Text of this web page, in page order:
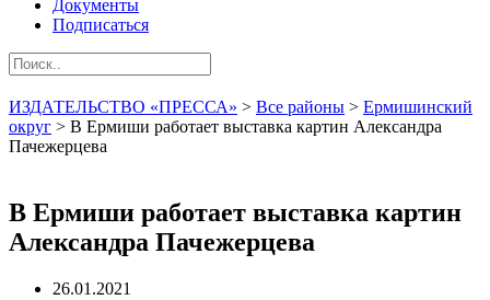
Документы
Подписаться
ИЗДАТЕЛЬСТВО «ПРЕССА» > Все районы > Ермишинский
округ > В Ермиши работает выставка картин Александра
Пачежерцева
В Ермиши работает выставка картин
Александра Пачежерцева
26.01.2021